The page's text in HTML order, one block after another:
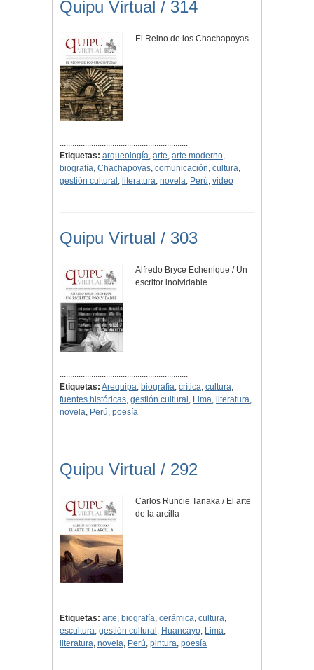
Quipu Virtual / 314
El Reino de los Chachapoyas
.............................................................
Etiquetas: arqueología, arte, arte moderno,
biografía, Chachapoyas, comunicación, cultura,
gestión cultural , literatura, novela, Perú, video
Quipu Virtual / 303
Alfredo Bryce Echenique / Un
escritor inolvidable
.............................................................
Etiquetas: Arequipa, biografía, crítica, cultura,
fuentes históricas, gestión cultural , Lima, literatura,
novela, Perú, poesía
Quipu Virtual / 292
Carlos Runcie Tanaka / El arte
de la arcilla
.............................................................
Etiquetas: arte, biografía, cerámica, cultura,
escultura, gestión cultural , Huancayo, Lima,
literatura, novela, Perú, pintura, poesía